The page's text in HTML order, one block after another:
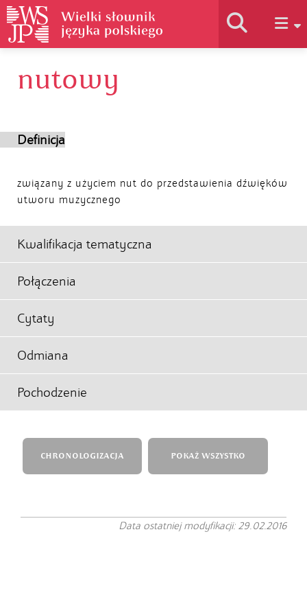
Historia słownika
nutowy
Definicja
związany z użyciem nut do przedstawienia dźwięków
utworu muzycznego
Kwalifikacja tematyczna
Połączenia
Cytaty
Odmiana
Pochodzenie
CHRONOLOGIZACJA POKAŻ WSZYSTKO
Data ostatniej modyfikacji: 29.02.2016